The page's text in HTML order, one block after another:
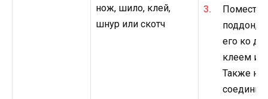
нож, шило, клей,
шнур или скотч
поддон,
его ко
клеем
Также